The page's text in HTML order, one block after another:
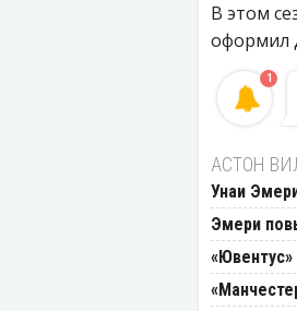
В этом
оформил
1
АСТОН
Унаи
Эмери